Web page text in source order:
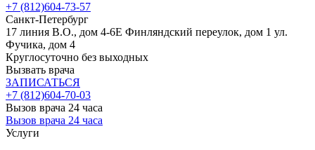
+7 (812)604-73-57
Санкт-Петербург
17 линия В.О., дом 4-6Е Финляндский переулок, дом 1 ул.
Фучика, дом 4
Круглосуточно без выходных
Вызвать врача
ЗАПИСАТЬСЯ
+7 (812)604-70-03
Вызов врача 24 часа
Вызов врача 24 часа
Услуги